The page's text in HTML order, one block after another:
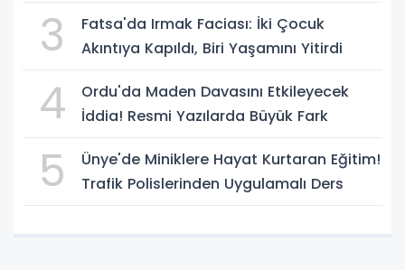
3
Fatsa'da Irmak Faciası: İki Çocuk
Akıntıya Kapıldı, Biri Yaşamını Yitirdi
4
Ordu'da Maden Davasını Etkileyecek
İddia! Resmi Yazılarda Büyük Fark
5
Ünye'de Miniklere Hayat Kurtaran Eğitim!
Trafik Polislerinden Uygulamalı Ders